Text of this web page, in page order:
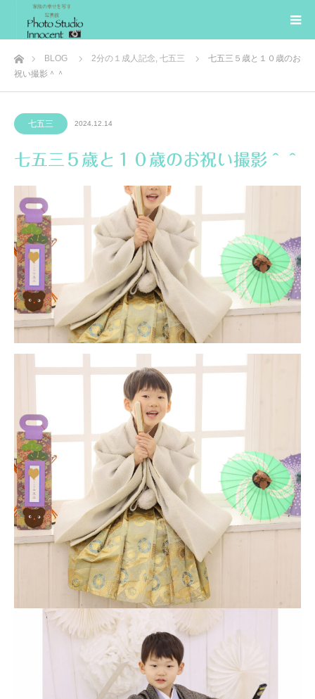
ホームBLOG 2分の１成人記念, 七五三
七五三５歳と１０歳のお
祝い撮影＾＾
七五三 2024.12.14
七五三５歳と１０歳のお祝い撮影＾＾